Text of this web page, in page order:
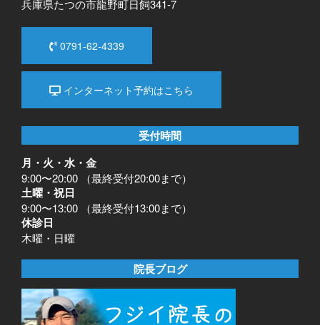
兵庫県たつの市龍野町日飼341-7
0791-62-4339
インターネット予約はこちら
受付時間
月・火・水・金
9:00〜20:00 （最終受付20:00まで）
土曜・祝日
9:00〜13:00 （最終受付13:00まで）
休診日
木曜・日曜
院長ブログ